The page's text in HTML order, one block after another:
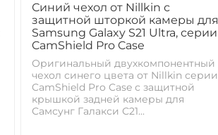
Синий чехол от Nillkin с
защитной шторкой камеры для
Samsung Galaxy S21 Ultra, серии
CamShield Pro Case
Оригинальный двухкомпонентный
чехол синего цвета от Nillkin серии
CamShield Pro Case с защитной
крышкой задней камеры для
Самсунг Галакси С21...